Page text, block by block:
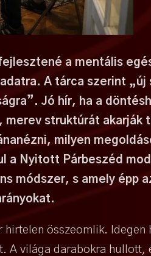
a mentális
A tárca szerint „új
Jó hír, ha a
struktúrát akarják
milyen
a Nyitott Párbeszéd
módszer, s amely épp
összeomlik. Idegen
A világa darabokra hullott,